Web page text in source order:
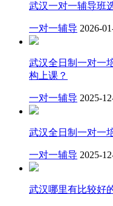
武汉一对一辅导班
一对一辅导 2026-
武汉全日制一对一
构上课？
一对一辅导 2025-
武汉全日制一对一
一对一辅导 2025-
武汉哪里有比较好